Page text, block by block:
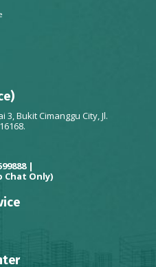
Bukit Cimanggu City, Jl.
|
Chat Only)